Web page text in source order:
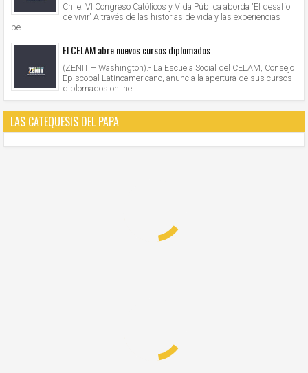
Chile: VI Congreso Católicos y Vida Pública aborda 'El desafío
de vivir' A través de las historias de vida y las experiencias
pe...
El CELAM abre nuevos cursos diplomados
(ZENIT – Washington).- La Escuela Social del CELAM, Consejo
Episcopal Latinoamericano, anuncia la apertura de sus cursos
diplomados online ...
LAS CATEQUESIS DEL PAPA